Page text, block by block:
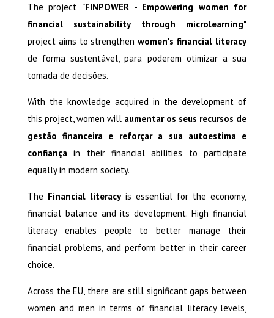
The project "FINPOWER - Empowering women for
financial sustainability through microlearning"
project aims to strengthenwomen's financial literacy
de forma sustentável, para poderem otimizar a sua
tomada de decisões.
With the knowledge acquired in the development of
this project, women will aumentar os seus recursos de
gestão financeira e reforçar a sua autoestima e
confiança in their financial abilities to participate
equally in modern society.
The Financial literacyis essential for the economy,
financial balance and its development. High financial
literacy enables people to better manage their
financial problems, and perform better in their career
choice.
Across the EU, there are still significant gaps between
women and men in terms of financial literacy levels,